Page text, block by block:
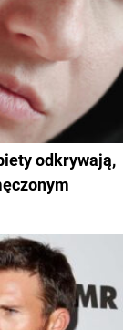
odkrywają,